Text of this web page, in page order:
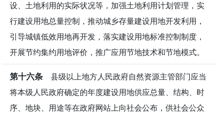
设、土地利用的实际状况等，加强土地利用计划管理，实
行建设用地总量控制，推动城乡存量建设用地开发利用，
引导城镇低效用地再开发，落实建设用地标准控制制度，
开展节约集约用地评价，推广应用节地技术和节地模式。
第十六条 县级以上地方人民政府自然资源主管部门应当
将本级人民政府确定的年度建设用地供应总量、结构、时
序、地块、用途等在政府网站上向社会公布，供社会公众